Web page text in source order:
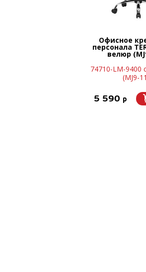
Офисное
персонала
велюр
74710-LM-9400
(MJ9-
5 590 p